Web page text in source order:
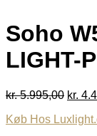
Soho
LIGHT-
kr.5.995,00 Den
pris
kr.
Køb Hos